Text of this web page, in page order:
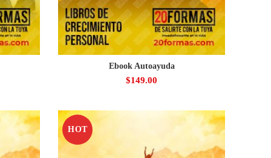
Ebook Autoayuda
$149.00
HOT